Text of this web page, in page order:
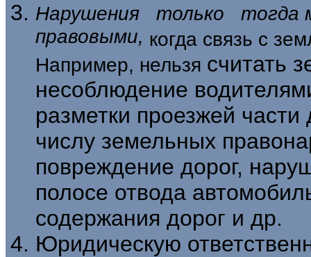
Нарушения только тогда
правовы­ми, когда связь с
Например, нельзя считать
несоблюдение
разметки проезжей части
числу земельных
повреждение дорог,
полосе отвода
содержания дорог и др.
Юридическую